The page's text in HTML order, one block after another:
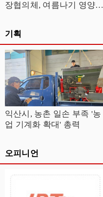
장협의체, 여름나기 영양식
기획
익산시, 농촌 일손 부족 '농
업 기계화 확대' 총력
오피니언